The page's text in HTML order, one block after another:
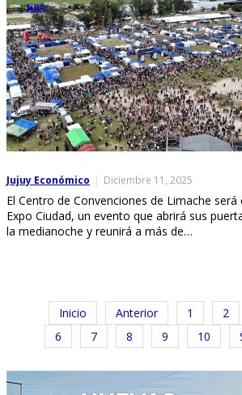
NOA
Jujuy Económico Diciembre 11, 2025
El Centro de Convenciones de Limache
Expo Ciudad, un evento que abrirá sus
la medianoche y reunirá a más de…
Inicio Anterior 1 2
6
7 8 9 10